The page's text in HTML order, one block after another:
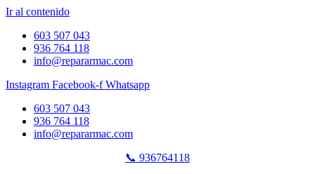
Ir al contenido
603 507 043
936 764 118
info@repararmac.com
Instagram Facebook-f Whatsapp
603 507 043
936 764 118
info@repararmac.com
📞 936764118